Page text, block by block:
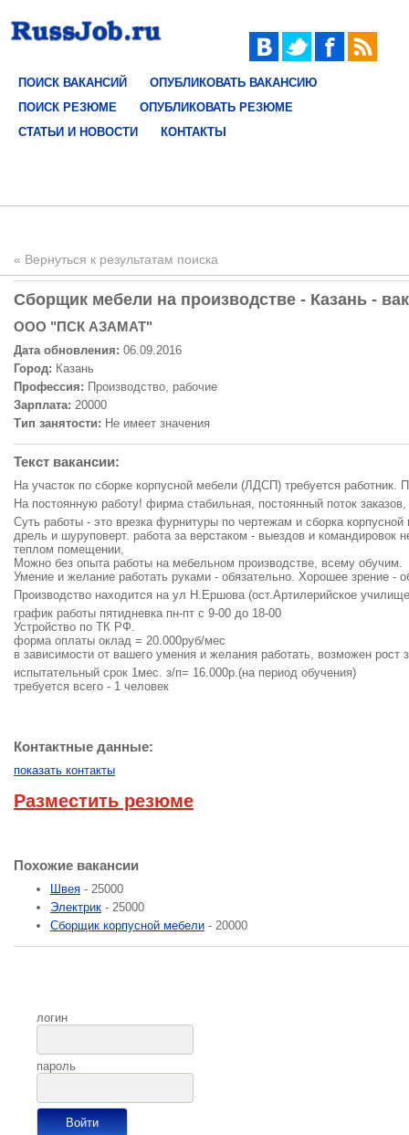
ПОИСК ВАКАНСИЙ
ОПУБЛИКОВАТЬ ВАКАНСИЮ
ПОИСК РЕЗЮМЕ
ОПУБЛИКОВАТЬ РЕЗЮМЕ
СТАТЬИ И НОВОСТИ
КОНТАКТЫ
« Вернуться к результатам поиска
Сборщик мебели на производстве - Казань -
ООО "ПСК АЗАМАТ"
Дата обновления: 06.09.2016
Город: Казань
Профессия: Производство, рабочие
Зарплата: 20000
Тип занятости: Не имеет значения
Текст вакансии:
На участок по сборке корпусной мебели (ЛДСП) требуется работник.
На постоянную работу! фирма стабильная, постоянный поток
Суть работы - это врезка фурнитуры по чертежам и сборка
дрель и шуруповерт. работа за верстаком - выездов и командировок
теплом помещении,
Можно без опыта работы на мебельном производстве, всему обучим.
Умение и желание работать руками - обязательно. Хорошее зрение -
Производство находится на ул Н.Ершова (ост.Артилерийское
график работы пятидневка пн-пт с 9-00 до 18-00
Устройство по ТК РФ.
форма оплаты оклад = 20.000руб/мес
в зависимости от вашего умения и желания работать, возможен рост
испытательный срок 1мес. з/п= 16.000р.(на период обучения)
требуется всего - 1 человек
Контактные данные:
показать контакты
Разместить резюме
Похожие вакансии
Швея - 25000
Электрик - 25000
Сборщик корпусной мебели - 20000
логин
пароль